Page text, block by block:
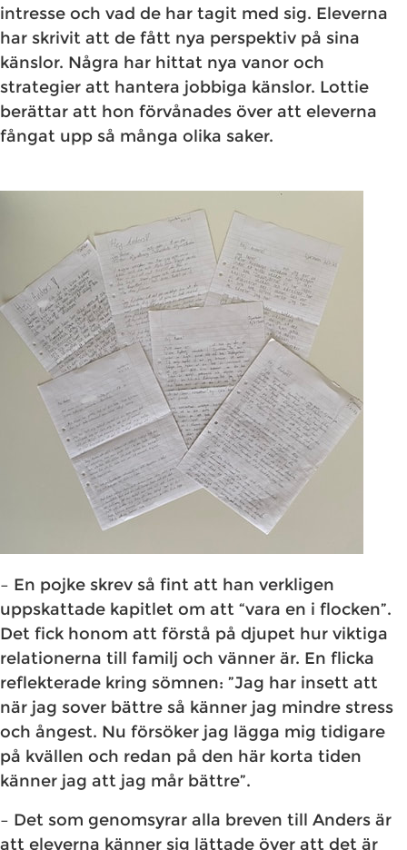
intresse och vad de har tagit med sig. Eleverna
har skrivit att de fått nya perspektiv på sina
känslor. Några har hittat nya vanor och
strategier att hantera jobbiga känslor. Lottie
berättar att hon förvånades över att eleverna
fångat upp så många olika saker.
– En pojke skrev så fint att han verkligen
uppskattade kapitlet om att “vara en i flocken”.
Det fick honom att förstå på djupet hur viktiga
relationerna till familj och vänner är. En flicka
reflekterade kring sömnen: ”Jag har insett att
när jag sover bättre så känner jag mindre stress
och ångest. Nu försöker jag lägga mig tidigare
på kvällen och redan på den här korta tiden
känner jag att jag mår bättre”.
– Det som genomsyrar alla breven till Anders är
att eleverna känner sig lättade över att det är